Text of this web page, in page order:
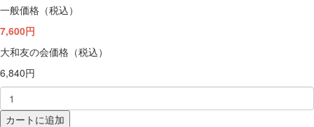
一般価格（税込）
7,600円
大和友の会価格（税込）
6,840円
カートに追加